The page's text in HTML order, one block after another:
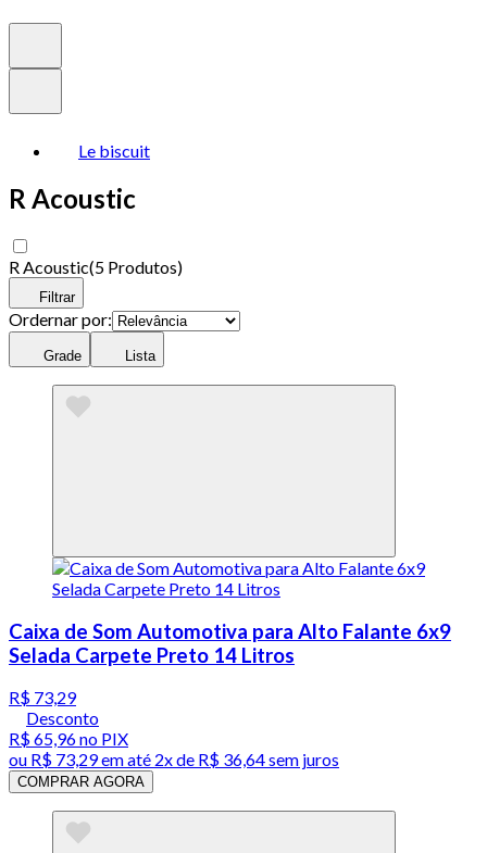
Le biscuit
R Acoustic
R Acoustic(5 Produtos)
Filtrar
Ordernar por:
Grade Lista
Caixa de Som Automotiva para Alto Falante 6x9
Selada Carpete Preto 14 Litros
R$ 73,29
Desconto
R$ 65,96no PIX
ou R$ 73,29em até 2x de R$ 36,64 sem juros
COMPRAR AGORA